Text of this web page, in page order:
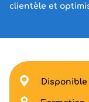
clientèle et